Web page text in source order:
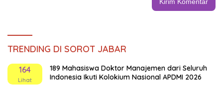
TRENDING DI SOROT JABAR
164
Lihat
189 Mahasiswa Doktor Manajemen dari Seluruh
Indonesia Ikuti Kolokium Nasional APDMI 2026